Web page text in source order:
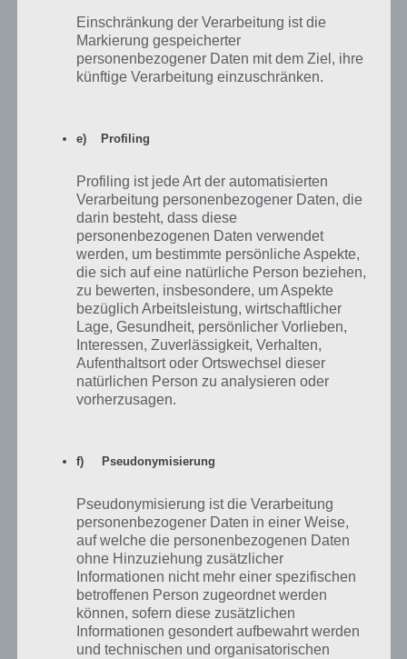
Kalender für Akt 2 zum Erreichen aller Preise in
Simpsons Springfield
Springfield Terwilligers Akt 2
Zum Abschluss wollen wir nun noch auf die Storyline bei Akt 2
eingehen. So wird diese von Homer gestartet, aber nicht
automatisch. Diese heißt “Die Suppe wird langsam interessant”.
Sobald ihr Dr. Robert freischaltet, dann wird auch dieser eine
Storyline starten.
Die Suppe wird langsam interessant – Die
erste Storyline in Akt 2
Wie bereits erwähnt ist die erste Storyline in Akt 2 Die Suppe wird
langsam interessant. Hier müsst ihr im ersten Schritt 5 Bob-Klone
Einschränkung der Verarbeitung ist die
Markierung gespeicherter
personenbezogener Daten mit dem Ziel, ihre
künftige Verarbeitung einzuschränken.
e) Profiling
Profiling ist jede Art der automatisierten
Verarbeitung personenbezogener Daten, die
darin besteht, dass diese
personenbezogenen Daten verwendet
werden, um bestimmte persönliche Aspekte,
die sich auf eine natürliche Person beziehen,
zu bewerten, insbesondere, um Aspekte
bezüglich Arbeitsleistung, wirtschaftlicher
Lage, Gesundheit, persönlicher Vorlieben,
Interessen, Zuverlässigkeit, Verhalten,
Aufenthaltsort oder Ortswechsel dieser
natürlichen Person zu analysieren oder
vorherzusagen.
f) Pseudonymisierung
Pseudonymisierung ist die Verarbeitung
personenbezogener Daten in einer Weise,
auf welche die personenbezogenen Daten
ohne Hinzuziehung zusätzlicher
Informationen nicht mehr einer spezifischen
betroffenen Person zugeordnet werden
können, sofern diese zusätzlichen
Informationen gesondert aufbewahrt werden
und technischen und organisatorischen